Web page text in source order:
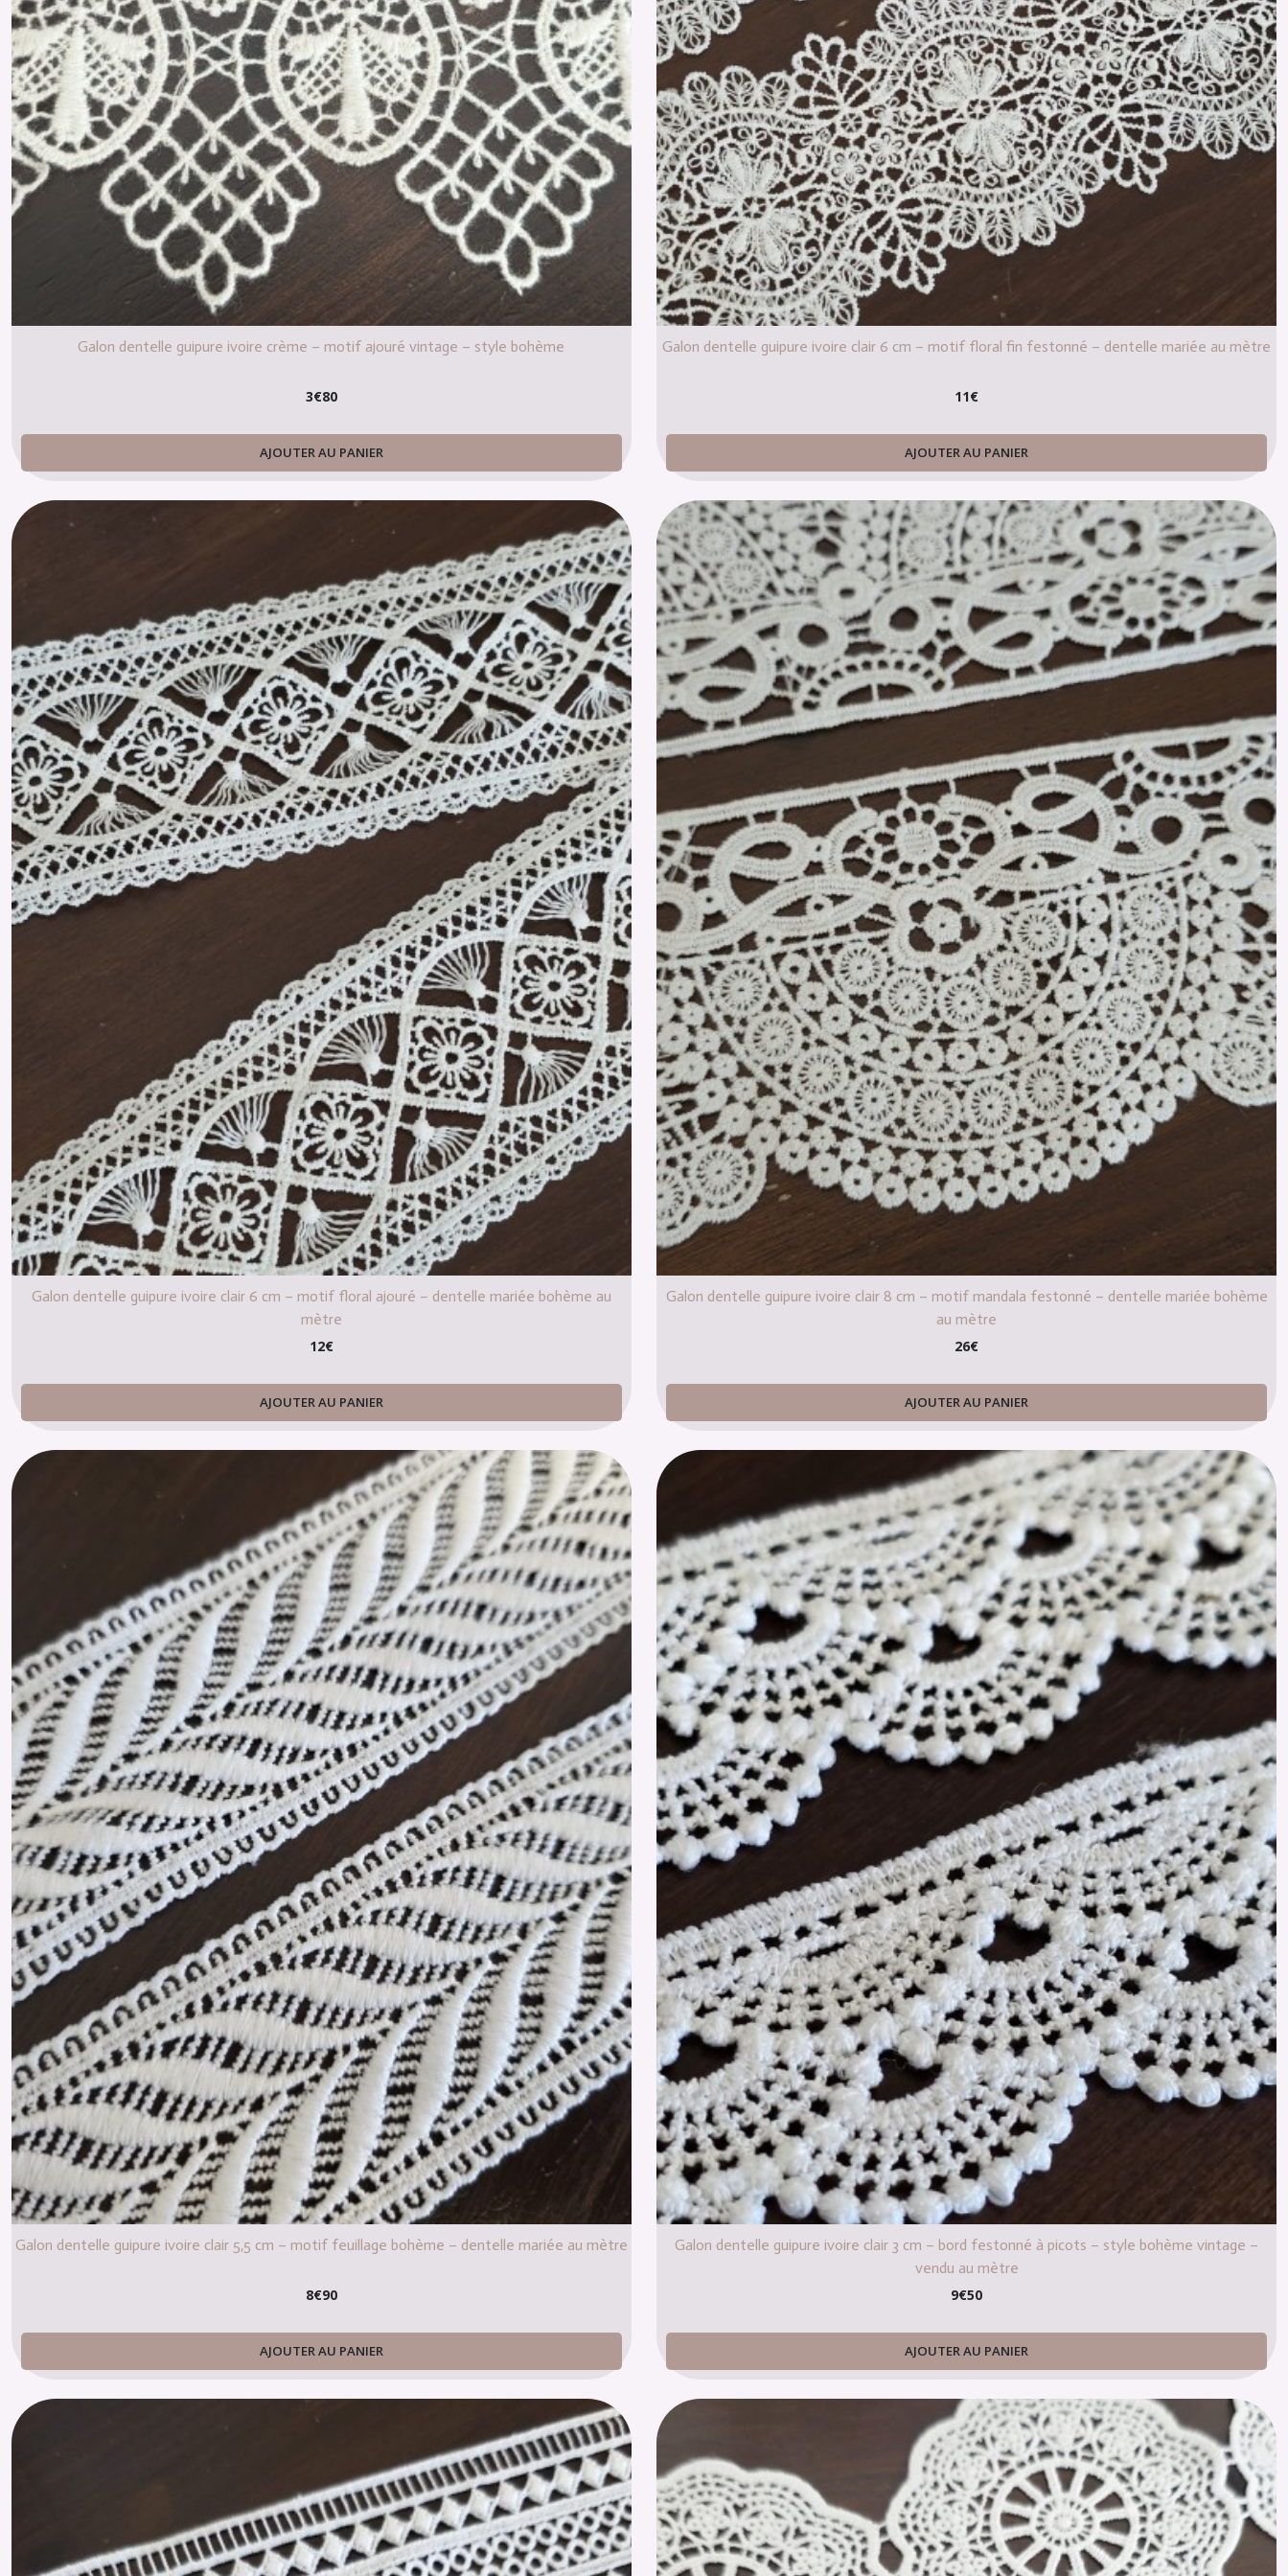
Galon dentelle guipure ivoire crème – motif ajouré vintage – style bohème
3€80
AJOUTER AU PANIER
Galon dentelle guipure ivoire clair 6 cm – motif floral fin festonné – dentelle mariée au mètre
11€
AJOUTER AU PANIER
Galon dentelle guipure ivoire clair 6 cm – motif floral ajouré – dentelle mariée bohème au
mètre
12€
AJOUTER AU PANIER
Galon dentelle guipure ivoire clair 8 cm – motif mandala festonné – dentelle mariée bohème
au mètre
26€
AJOUTER AU PANIER
Galon dentelle guipure ivoire clair 5,5 cm – motif feuillage bohème – dentelle mariée au mètre
8€90
AJOUTER AU PANIER
Galon dentelle guipure ivoire clair 3 cm – bord festonné à picots – style bohème vintage –
vendu au mètre
9€50
AJOUTER AU PANIER